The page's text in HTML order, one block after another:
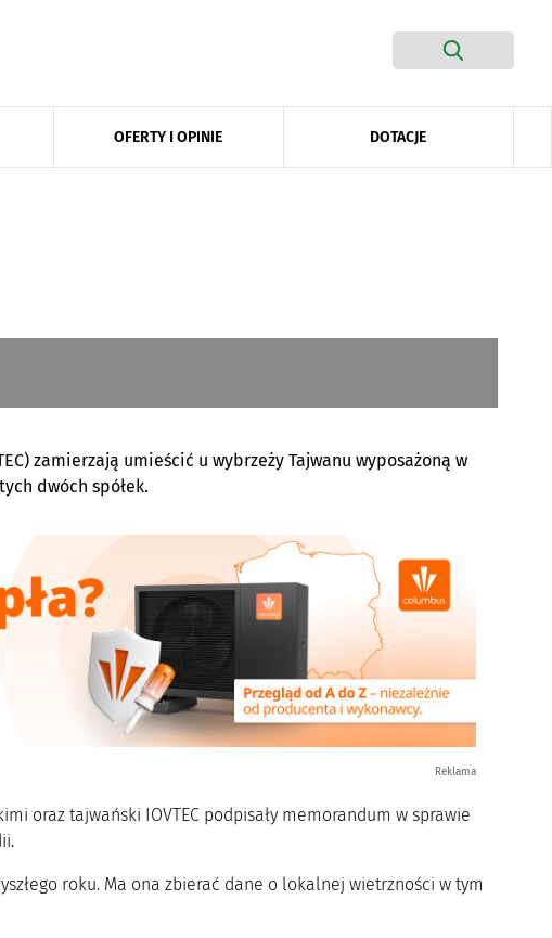
OFERTY I OPINIE DOTACJE
zamierzają umieścić u wybrzeży Tajwanu wyposażoną w
dwóch spółek.
Reklama
oraz tajwański IOVTEC podpisały memorandum w sprawie
roku. Ma ona zbierać dane o lokalnej wietrzności w tym